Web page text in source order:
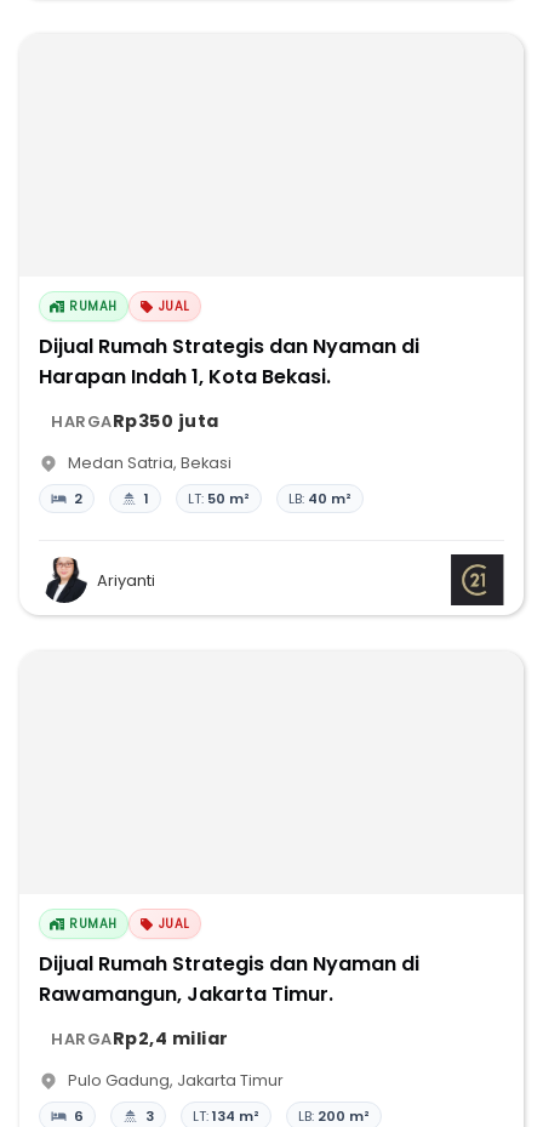
RUMAH JUAL
Dijual Rumah Strategis dan Nyaman di
Harapan Indah 1, Kota Bekasi.
HARGARp350 juta
Medan Satria, Bekasi
2 1 LT: 50 m² LB: 40 m²
Ariyanti
RUMAH JUAL
Dijual Rumah Strategis dan Nyaman di
Rawamangun, Jakarta Timur.
HARGARp2,4 miliar
Pulo Gadung, Jakarta Timur
6 3 LT:134 m² LB: 200 m²